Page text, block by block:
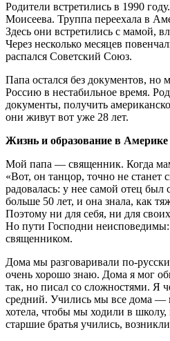
Родители встретились в 1990
Моисеева. Труппа переехала в
Здесь они встретились с мамой,
Через несколько месяцев
распался Советский Союз.
Папа остался без документов, но
Россию в нестабильное время.
документы, получить
они живут вот уже 28 лет.
Жизнь и образование в Америке
Мой папа — священник. Когда
«Вот, он танцор, точно не станет
радовалась: у нее самой отец
больше 50 лет, и она знала, как
Поэтому ни для себя, ни для
Но пути Господни неисповедимы:
священником.
Дома мы разговаривали по-
очень хорошо знаю. Дома я мог
так, но писал со сложностями. Я
средний. Учились мы все дома —
хотела, чтобы мы ходили в
старшие братья учились,